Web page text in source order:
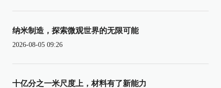
纳米制造，探索微观世界的无限可能
2026-08-05 09:26
十亿分之一米尺度上，材料有了新能力